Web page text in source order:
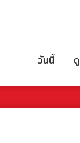
วันนี้ ดู